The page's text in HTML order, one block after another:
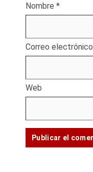
Nombre *
Correo electrónico
Web